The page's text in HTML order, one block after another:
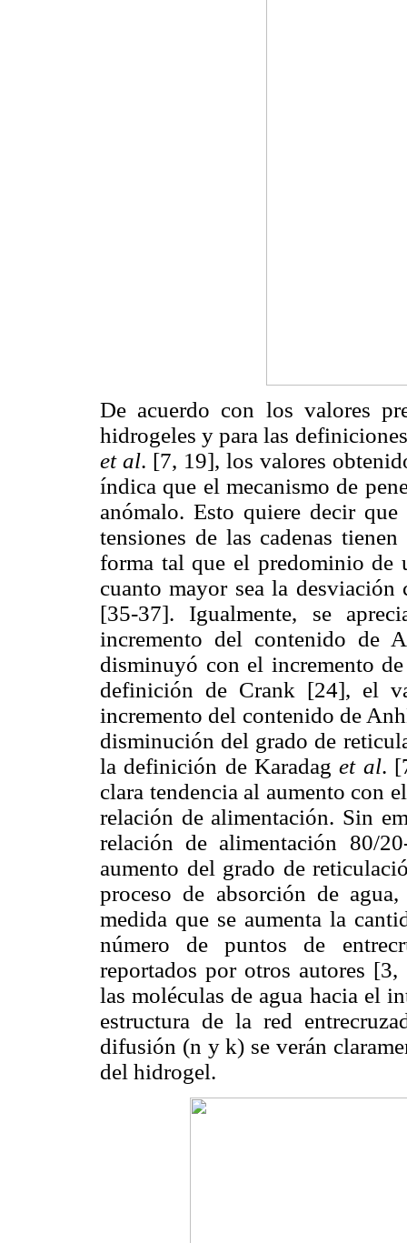
De acuerdo con los valores
hidrogeles y para las
et al. [7, 19], los valores
índica que el mecanismo de
anómalo. Esto quiere decir
tensiones de las cadenas
forma tal que el predominio de
cuanto mayor sea la
[35-37]. Igualmente, se
incremento del contenido de
disminuyó con el incremento
definición de Crank [24], el
incremento del contenido de
disminución del grado de
la definición de Karadaget al.
clara tendencia al aumento con
relación de alimentación. Sin
relación de alimentación 80/
aumento del grado de
proceso de absorción de
medida que se aumenta la
número de puntos de
reportados por otros autores
las moléculas de agua hacia el
estructura de la red
difusión (n y k) se verán
del hidrogel.